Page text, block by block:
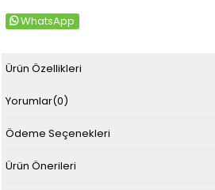
WhatsApp
Ürün Özellikleri
Yorumlar(0)
Ödeme Seçenekleri
Ürün Önerileri